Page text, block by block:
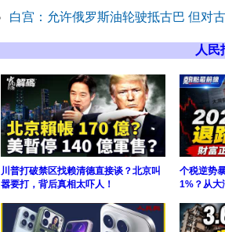
白宫：允许俄罗斯油轮驶抵古巴 但对
人民
川普打破禁区找赖清德直接谈？北京叫
嚣要打，背后真相太吓人！
个税逆势
1%？从大